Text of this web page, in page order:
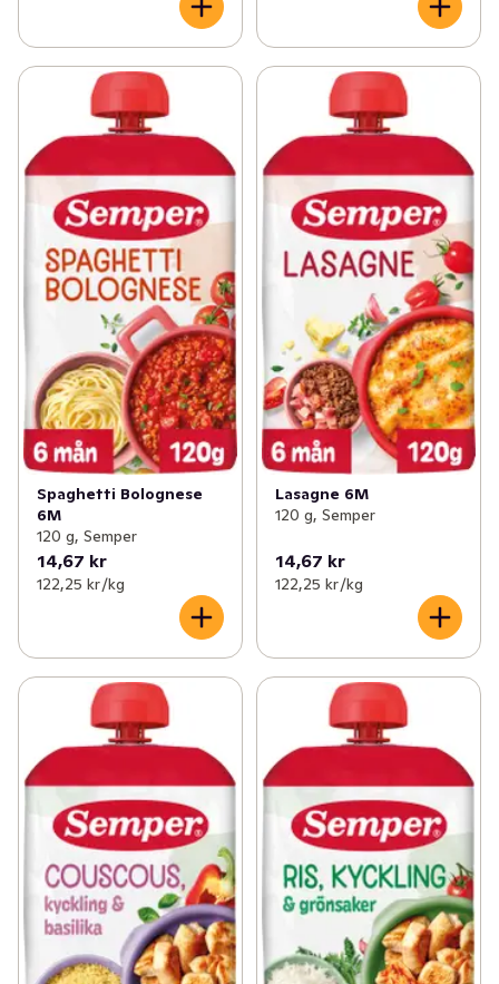
Spaghetti Bolognese
6M
120 g, Semper
14,67 kr
122,25 kr /kg
Lasagne 6M
120 g, Semper
14,67 kr
122,25 kr /kg